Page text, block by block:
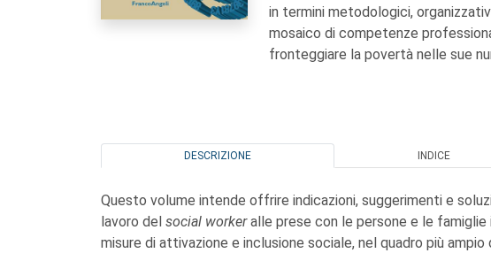
in termini metodologici,
mosaico di competenze
fronteggiare la povertà nelle sue
DESCRIZIONE INDICE
Questo volume intende offrire indicazioni, suggerimenti e
lavoro del social workeralle prese con le persone e le
misure di attivazione e inclusione sociale, nel quadro più